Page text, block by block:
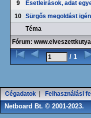
9
Esetleirások, adat
10 Sürgős megoldást
Téma
Fórum:
/ 1
Cégadatok Felhasználási
Netboard Bt. © 2001-2023.